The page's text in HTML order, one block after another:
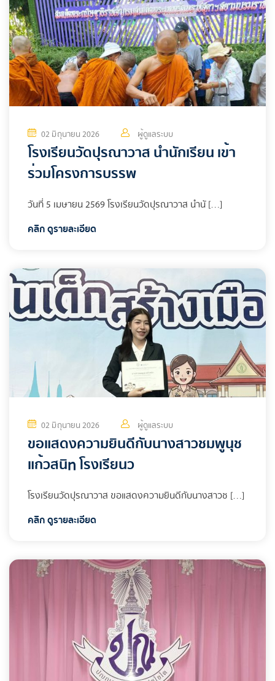
02 มิถุนายน 2026 ผู้ดูแลระบบ
โรงเรียนวัดปุรณาวาส นำนักเรียน เข้า
ร่วมโครงการบรรพ
วันที่ 5 เมษายน 2569 โรงเรียนวัดปุรณาวาส นำนั […]
คลิก ดูรายละเอียด
02 มิถุนายน 2026 ผู้ดูแลระบบ
ขอแสดงความยินดีกับนางสาวชมพูนุช
แก้วสนิท โรงเรียนว
โรงเรียนวัดปุรณาวาส ขอแสดงความยินดีกับนางสาวช […]
คลิก ดูรายละเอียด